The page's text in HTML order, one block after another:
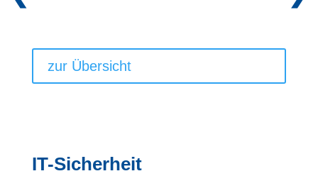
zur Über­sicht
IT-Sicherheit